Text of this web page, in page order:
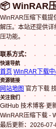
📦 WinRAR
WinRAR压缩下载提
解压。本站还提供
压功能。
联系方式：
快速导航
首页 WinRAR下载中
资源链接
网站地图 官方下载
关注我们
GitHub 技术博客 更
WinRAR压缩下载 -
最后更新：2026-